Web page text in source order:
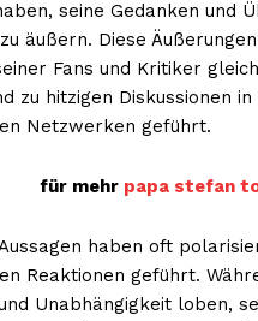
seine Gedanken und
äußern. Diese
Fans und Kritiker
zu hitzigen Diskussionen in
Netzwerken geführt.
für mehr papa stefan
haben oft
Reaktionen geführt.
Unabhängigkeit loben,